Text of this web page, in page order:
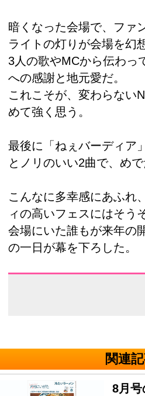
暗くなった会場で、ファ
ライトの灯りが会場を幻
3人の歌やMCから伝わっ
への感謝と地元愛だ。
これこそが、変わらない
めて強く思う。
最後に「ねぇバーディア
とノリのいい2曲で、めで
こんなに多幸感にあふれ
ィの高いフェスにはそう
会場にいた誰もが来年の
の一日が幕を下ろした。
関連
8月号